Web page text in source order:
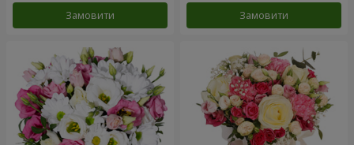
Замовити Замовити